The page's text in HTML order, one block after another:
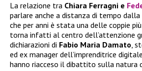
La relazione tra Chiara Ferragni e
parlare anche a distanza di tempo dalla
che per anni è stata una delle coppie
torna infatti al centro dell’attenzione
dichiarazioni di Fabio Maria Damato,
ed ex manager dell’imprenditrice
hanno riacceso il dibattito sulla natura